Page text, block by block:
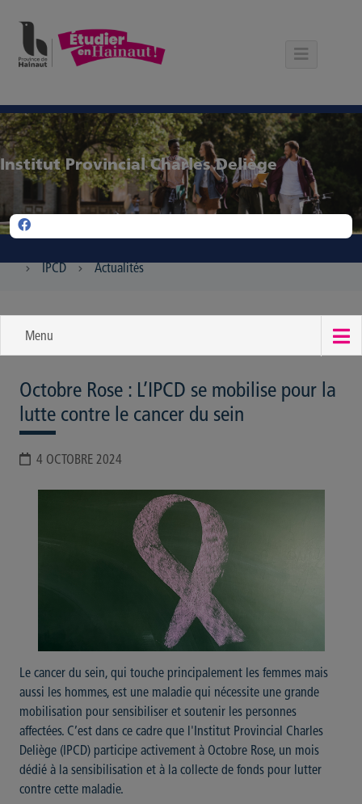
Institut Provincial Charles Deliège
IPCD Actualités
Menu
Octobre Rose : L’IPCD se mobilise pour la
lutte contre le cancer du sein
4 OCTOBRE 2024
Le cancer du sein, qui touche principalement les femmes mais
aussi les hommes, est une maladie qui nécessite une grande
mobilisation pour sensibiliser et soutenir les personnes
affectées. C’est dans ce cadre que l'Institut Provincial Charles
Deliège (IPCD) participe activement à Octobre Rose, un mois
dédié à la sensibilisation et à la collecte de fonds pour lutter
contre cette maladie.